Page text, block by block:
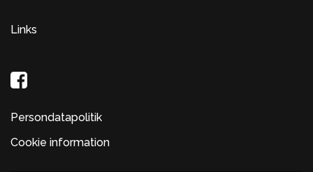
Links
Persondatapolitik
Cookie information